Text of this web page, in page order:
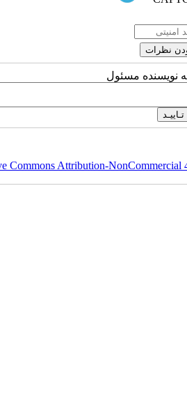
نویسنده مسئول
Commons Attribution-NonCommercial